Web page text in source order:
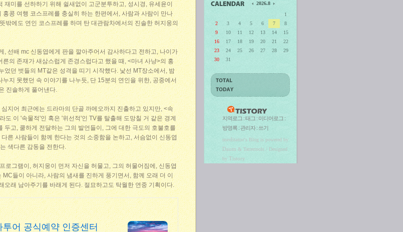
미를 선하하기 위해 쉴새없이 고군분투하고, 성시경, 유세윤이
콩 여행 코스프레를 충실히 하는 한편에서, 사람과 사람이 만나
밖에도 연인 코스프레를 하며 탄 대관람차에서의 진솔한 허지웅의
선배 mc 신동엽에게 판을 깔아주어서 감사하다고 전하고, 나이가
의 존재가 새삼스럽게 존경스럽다고 했을 때, <마녀 사냥>의 홍
던 벗들의 MT같은 성격을 띠기 시작했다. 낯선 MT장소에서, 밤
지 못했던 속 이야기를 나누듯, 단 15분의 연인을 위한, 공중에서
진솔하게 풀어낸다.
지어 최근에는 드라마의 단골 까메오까지 진출하고 있지만, <속
도 이 '속물적'인 혹은 '위선적'인 TV를 탈출해 도망칠 거 같은 경계
고, 쿨하게 전달하는 그의 발언들이, 그에 대한 극도의 호불호를
른 사람들이 함께 한다는 것의 소중함을 논하고, 서슴없이 신동엽
색다른 감동을 전한다.
로그램이, 허지웅이 먼저 자신을 허물고, 그의 허물어짐에, 신동엽
들이 아니라, 사람의 냄새를 진하게 풍기면서, 함께 오래 더 이
오래 남아주기를 바래게 된다. 절묘하고도 탁월한 연중 기획이다.
어 공식예약 인증센터
2026.8
1
2
3 4 5 6 7
8
9
10 11 12 13 14
15
16
17 18 19 20 21
22
23
24 25 26 27 28
29
30
31
지역로그 :태그 : 미디어로그 :
방명록 :관리자: 쓰기
meditator's Blog is powered by
Daum & Tattertools / Designed
by Tistory